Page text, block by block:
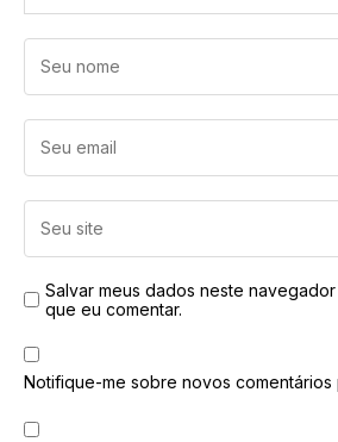
Salvar meus dados neste
que eu comentar.
Notifique-me sobre novos comentários